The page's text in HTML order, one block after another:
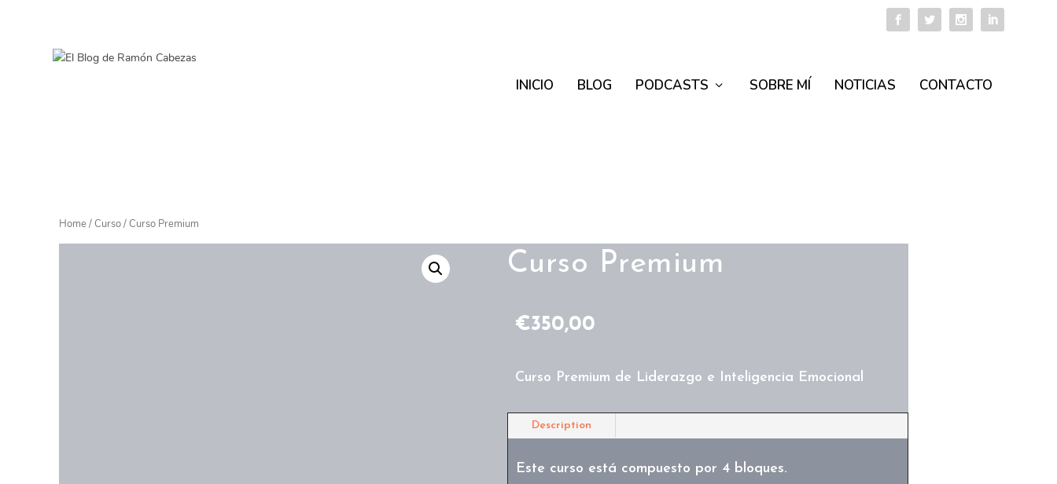
INICIO BLOG PODCASTS SOBRE MÍ NOTICIAS CONTACTO
Home /Curso/ Curso Premium
Curso Premium
€350,00
Curso Premium de Liderazgo e Inteligencia Emocional
Description
Este curso está compuesto por 4 bloques.